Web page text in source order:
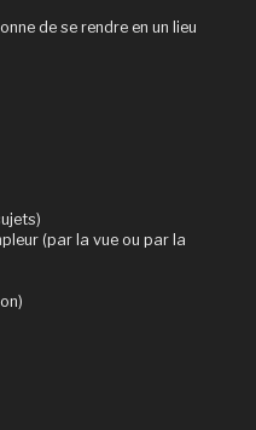
de se rendre en un lieu
(par la vue ou par la